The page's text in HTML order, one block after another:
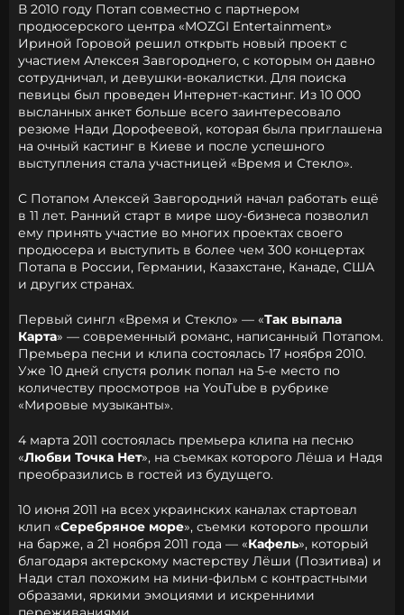
В 2010 году Потап совместно с партнером
продюсерского центра «MOZGI Entertainment»
Ириной Горовой решил открыть новый проект с
участием Алексея Завгороднего, с которым он давно
сотрудничал, и девушки-вокалистки. Для поиска
певицы был проведен Интернет-кастинг. Из 10 000
высланных анкет больше всего заинтересовало
резюме Нади Дорофеевой, которая была приглашена
на очный кастинг в Киеве и после успешного
выступления стала участницей «Время и Стекло».
С Потапом Алексей Завгородний начал работать ещё
в 11 лет. Ранний старт в мире шоу-бизнеса позволил
ему принять участие во многих проектах своего
продюсера и выступить в более чем 300 концертах
Потапа в России, Германии, Казахстане, Канаде, США
и других странах.
Первый сингл «Время и Стекло» — «Так выпала
Карта» — современный романс, написанный Потапом.
Премьера песни и клипа состоялась 17 ноября 2010.
Уже 10 дней спустя ролик попал на 5-е место по
количеству просмотров на YouTube в рубрике
«Мировые музыканты».
4 марта 2011 состоялась премьера клипа на песню
«Любви Точка Нет», на съемках которого Лёша и Надя
преобразились в гостей из будущего.
10 июня 2011 на всех украинских каналах стартовал
клип «Серебряное море», съемки которого прошли
на барже, а 21 ноября 2011 года — «Кафель», который
благодаря актерскому мастерству Лёши (Позитива) и
Нади стал похожим на мини-фильм с контрастными
образами, яркими эмоциями и искренними